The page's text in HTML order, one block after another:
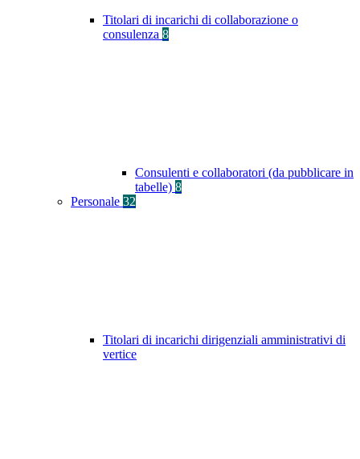
Titolari di incarichi di collaborazione o
consulenza 8
Consulenti e collaboratori (da pubblicare in
tabelle) 8
Personale 32
Titolari di incarichi dirigenziali amministrativi di
vertice